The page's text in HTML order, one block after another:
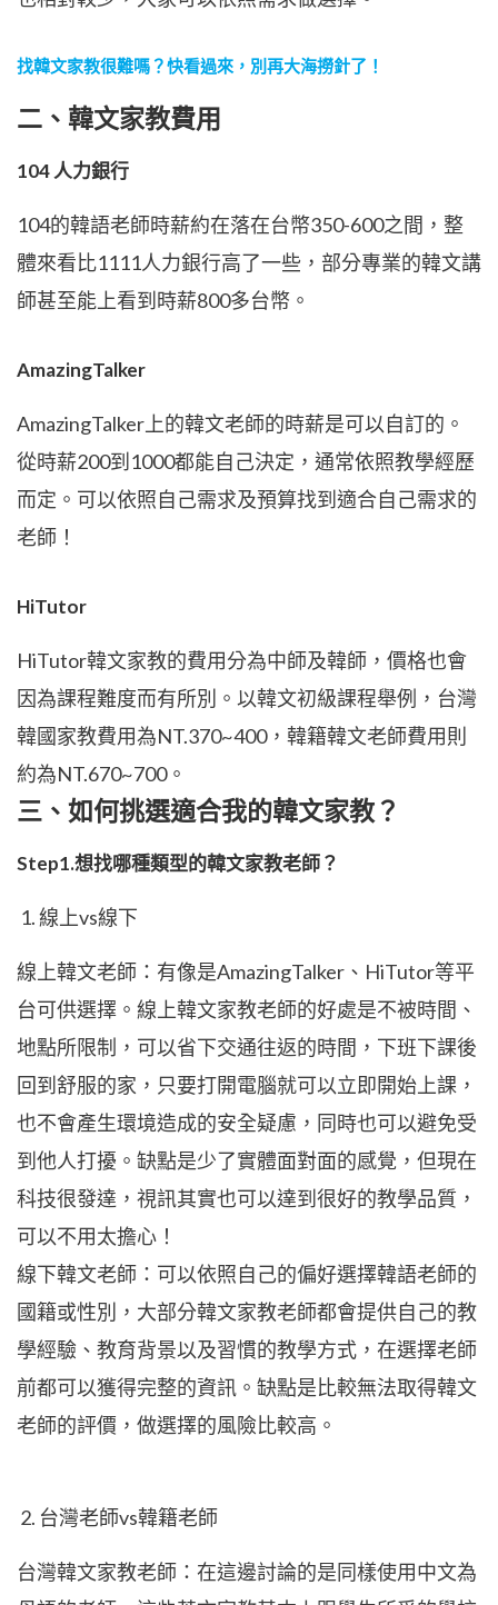
找韓文家教很難嗎？快看過來，別再大海撈針了！
二、韓文家教費用
104 人力銀行
104的韓語老師時薪約在落在台幣350-600之間，整
體來看比1111人力銀行高了一些，部分專業的韓文講
師甚至能上看到時薪800多台幣。
AmazingTalker
AmazingTalker上的韓文老師的時薪是可以自訂的。
從時薪200到1000都能自己決定，通常依照教學經歷
而定。可以依照自己需求及預算找到適合自己需求的
老師！
HiTutor
HiTutor韓文家教的費用分為中師及韓師，價格也會
因為課程難度而有所別。以韓文初級課程舉例，台灣
韓國家教費用為NT.370~400，韓籍韓文老師費用則
約為NT.670~700。
三、如何挑選適合我的韓文家教？
Step1.想找哪種類型的韓文家教老師？
線上vs線下
線上韓文老師：有像是AmazingTalker、HiTutor等平
台可供選擇。線上韓文家教老師的好處是不被時間、
地點所限制，可以省下交通往返的時間，下班下課後
回到舒服的家，只要打開電腦就可以立即開始上課，
也不會產生環境造成的安全疑慮，同時也可以避免受
到他人打擾。缺點是少了實體面對面的感覺，但現在
科技很發達，視訊其實也可以達到很好的教學品質，
可以不用太擔心！
線下韓文老師：可以依照自己的偏好選擇韓語老師的
國籍或性別，大部分韓文家教老師都會提供自己的教
學經驗、教育背景以及習慣的教學方式，在選擇老師
前都可以獲得完整的資訊。缺點是比較無法取得韓文
老師的評價，做選擇的風險比較高。
台灣老師vs韓籍老師
台灣韓文家教老師：在這邊討論的是同樣使用中文為